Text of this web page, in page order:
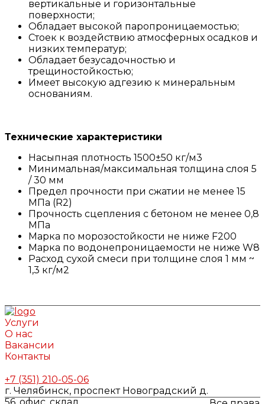
вертикальные и горизонтальные
поверхности;
Обладает высокой паропроницаемостью;
Стоек к воздействию атмосферных осадков и
низких температур;
Обладает безусадочностью и
трещиностойкостью;
Имеет высокую адгезию к минеральным
основаниям.
Технические характеристики
Насыпная плотность 1500±50 кг/м3
Минимальная/максимальная толщина слоя 5
/ 30 мм
Предел прочности при сжатии не менее 15
МПа (R2)
Прочность сцепления с бетоном не менее 0,8
МПа
Марка по морозостойкости не ниже F200
Марка по водонепроницаемости не ниже W8
Расход сухой смеси при толщине слоя 1 мм ~
1,3 кг/м2
Услуги
О нас
Вакансии
Контакты
+7 (351) 210-05-06
г. Челябинск, проспект Новоградский д.